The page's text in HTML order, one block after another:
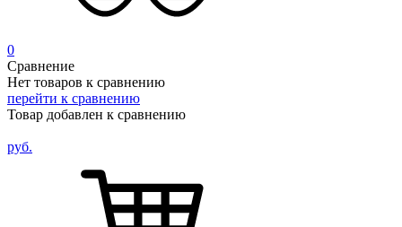
0
Сравнение
Нет товаров к сравнению
перейти к сравнению
Товар добавлен к сравнению
руб.